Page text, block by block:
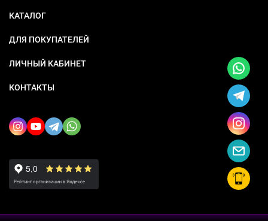
КАТАЛОГ
ДЛЯ ПОКУПАТЕЛЕЙ
ЛИЧНЫЙ КАБИНЕТ
КОНТАКТЫ